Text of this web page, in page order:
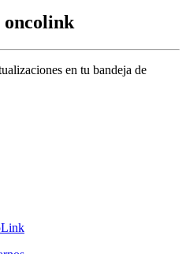
oncolink
en tu bandeja de